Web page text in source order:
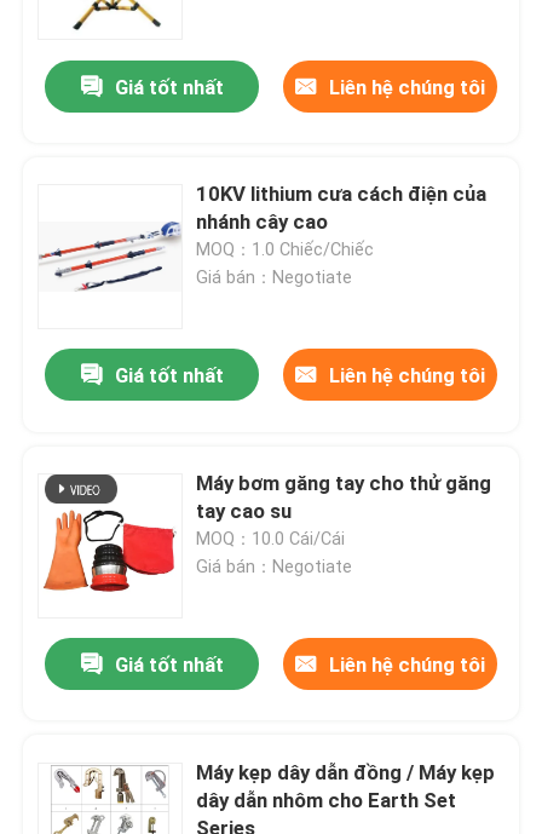
Giá tốt nhất Liên hệ chúng tôi
10KV lithium cưa cách điện của
nhánh cây cao
MOQ：1.0 Chiếc/Chiếc
Giá bán：Negotiate
Giá tốt nhất Liên hệ chúng tôi
Máy bơm găng tay cho thử găng
tay cao su
MOQ：10.0 Cái/Cái
Giá bán：Negotiate
Giá tốt nhất Liên hệ chúng tôi
Máy kẹp dây dẫn đồng / Máy kẹp
dây dẫn nhôm cho Earth Set
Series